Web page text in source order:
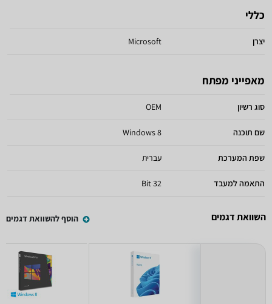
כללי
יצרן Microsoft
מאפייני מפתח
סוג רשיון OEM
שם תוכנה Windows 8
שפת המערכת עברית
התאמה למעבד 32 Bit
השוואת דגמים הוסף להשוואת דגמים